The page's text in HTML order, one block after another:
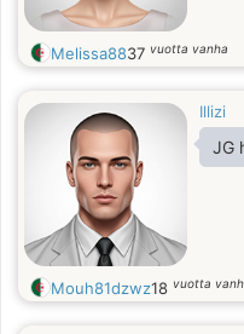
Melissa8837 vuotta vanha
Illizi
JG
Mouh81dzwz18 vuotta